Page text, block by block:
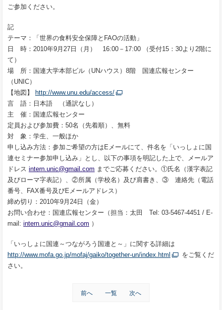
ご参加ください。
記
テーマ：「世界の食料安全保障とFAOの活動」
日 時：2010年9月27日（月） 16:00－17:00 （受付15：30より2階に
て）
場 所：国連大学本部ビル（UNハウス）8階 国連広報センター
（UNIC）
【地図】
http://www.unu.edu/access/
言 語：日本語 （通訳なし）
主 催：国連広報センター
定員および参加費：50名（先着順）、無料
対 象：学生、一般ほか
申し込み方法：参加ご希望の方はEメールにて、件名を「いっしょに国
連セミナー参加申し込み」とし、以下の事項を明記した上で、メールア
ドレス intern.unic@gmail.com までご応募ください。①氏名（漢字表記
及びローマ字表記）、②所属（学校名）及び肩書き、③ 連絡先（電話
番号、FAX番号及びEメールアドレス）
締め切り：2010年9月24日（金）
お問い合わせ：国連広報センター（担当：太田 Tel: 03-5467-4451 / E-
mail: intern.unic@gmail.com ）
「いっしょに国連～つながろう国連と～」に関する詳細は
http://www.mofa.go.jp/mofaj/gaiko/together-un/index.html
をご覧くだ
さい。
前へ 一覧 次へ